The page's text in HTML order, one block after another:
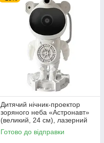
Дитячий нічник-проектор
зоряного неба «Астронавт»
(великий, 24 см), лазерний
LED світильник з пультом та
Bluetooth колонкою, білий
Готово до відправки